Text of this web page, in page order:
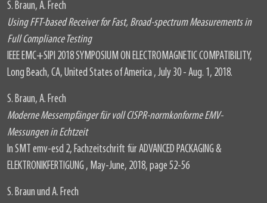
S. Braun, A. Frech
Using FFT-based Receiver for Fast, Broad-spectrum Measurements in
Full Compliance Testing
IEEE EMC+SIPI 2018 SYMPOSIUM ON ELECTROMAGNETIC COMPATIBILITY,
Long Beach, CA, United States of America , July 30 - Aug. 1, 2018.
S. Braun, A. Frech
Moderne Messempfänger für voll CISPR-normkonforme EMV-
Messungen in Echtzeit
In SMT emv-esd 2, Fachzeitschrift für ADVANCED PACKAGING &
ELEKTRONIKFERTIGUNG , May-June, 2018, page 52-56
S. Braun und A. Frech